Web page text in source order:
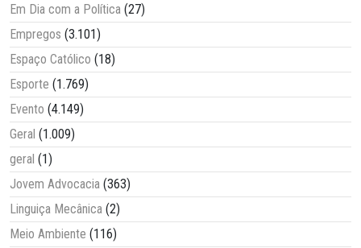
Em Dia com a Política (27)
Empregos (3.101)
Espaço Católico (18)
Esporte (1.769)
Evento (4.149)
Geral (1.009)
geral (1)
Jovem Advocacia (363)
Linguiça Mecânica (2)
Meio Ambiente (116)